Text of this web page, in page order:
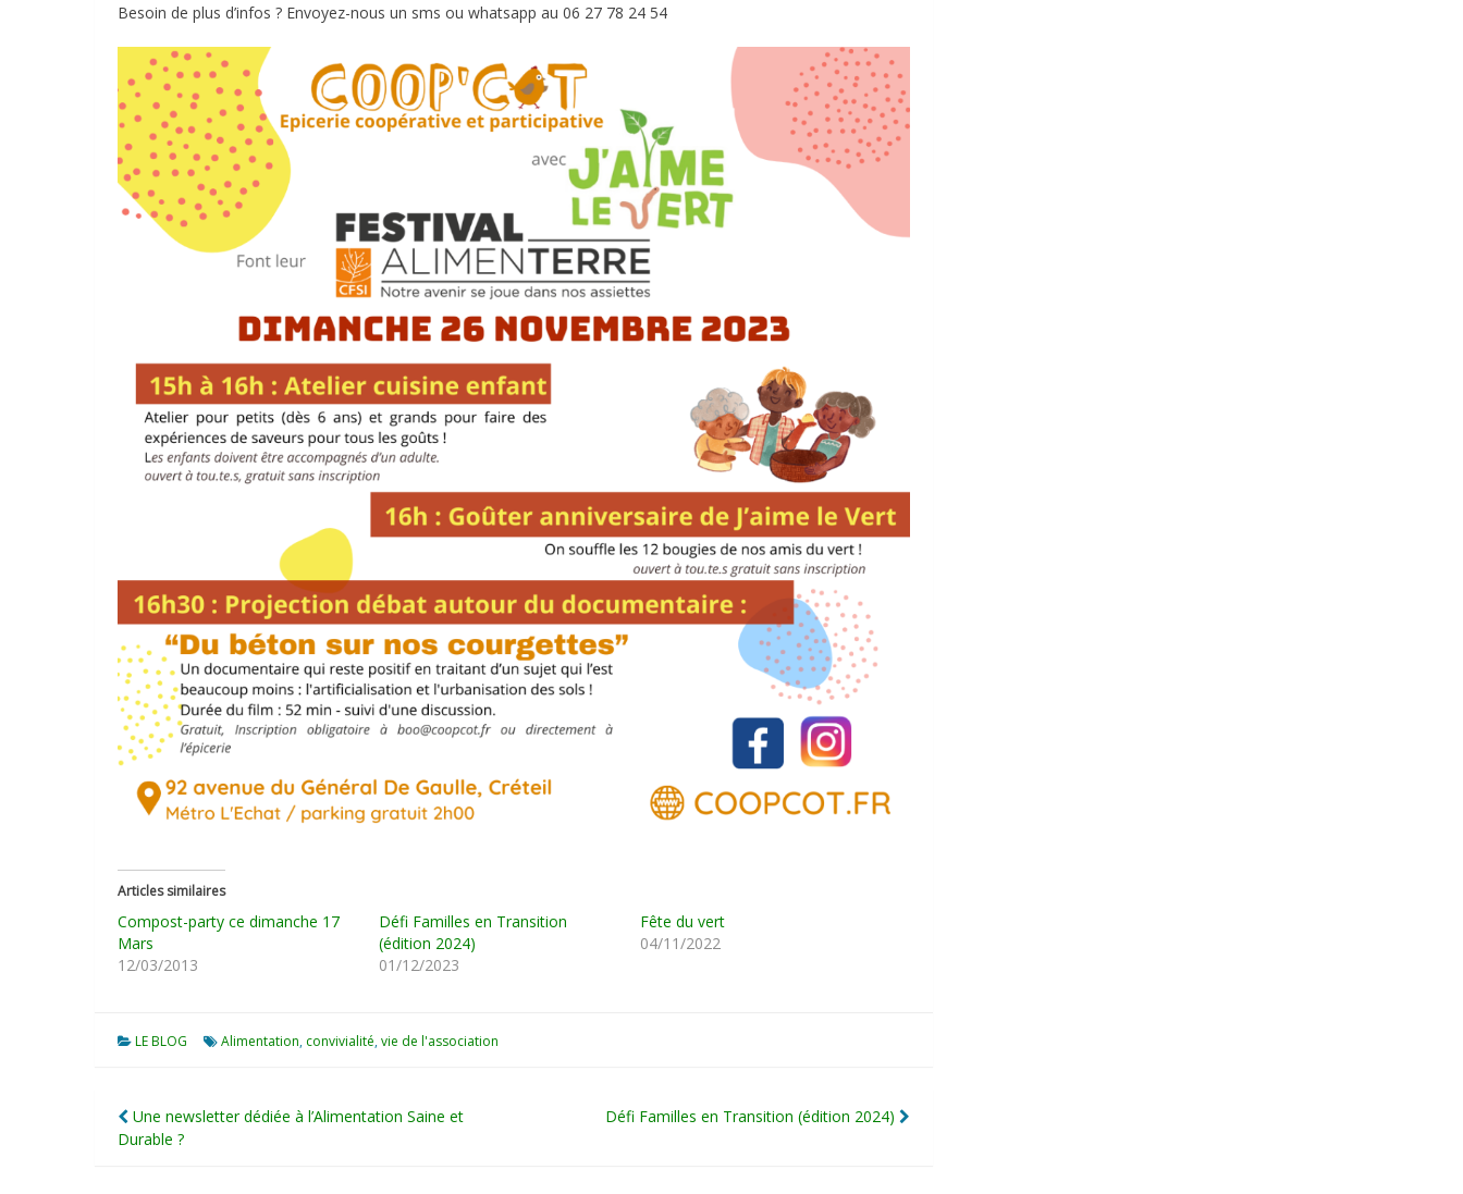
Besoin de plus d’infos ? Envoyez-nous un sms ou whatsapp au 06 27 78 24 54
Articles similaires
Compost-party ce dimanche 17
Mars
12/03/2013
Défi Familles en Transition
(édition 2024)
01/12/2023
Fête du vert
04/11/2022
LE BLOG Alimentation, convivialité,vie de l'association
Navigation
de
Une newsletter dédiée à l’Alimentation Saine et
Durable ?
Défi Familles en Transition (édition 2024)